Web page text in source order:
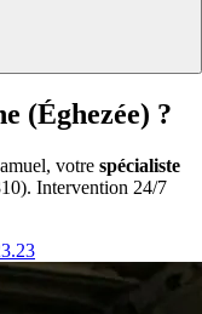
(Éghezée) ?
votre spécialiste
Intervention 24/7